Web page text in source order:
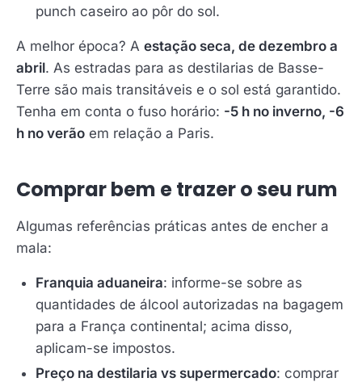
punch caseiro ao pôr do sol.
A melhor época? A estação seca, de dezembro a
abril. As estradas para as destilarias de Basse-
Terre são mais transitáveis e o sol está garantido.
Tenha em conta o fuso horário: -5 h no inverno, -6
h no verão em relação a Paris.
Comprar bem e trazer o seu rum
Algumas referências práticas antes de encher a
mala:
Franquia aduaneira: informe-se sobre as
quantidades de álcool autorizadas na bagagem
para a França continental; acima disso,
aplicam-se impostos.
Preço na destilaria vs supermercado: comprar